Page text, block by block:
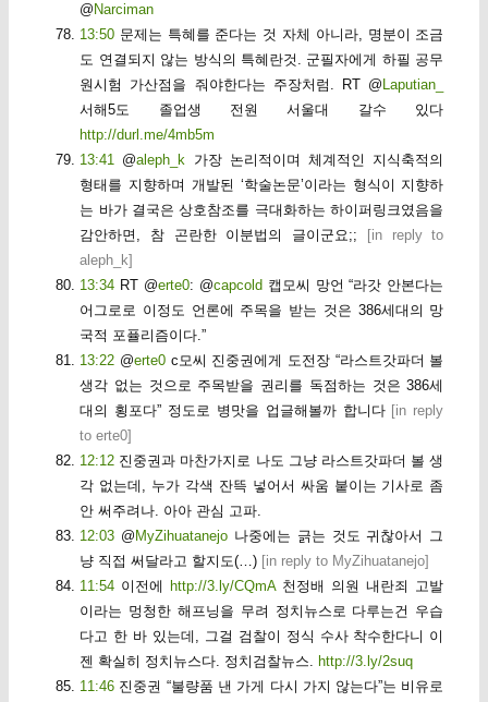
@ Narciman
13:50 문제는 특혜를 준다는 것 자체 아니라, 명분이 조금
도 연결되지 않는 방식의 특혜란것. 군필자에게 하필 공무
원시험 가산점을 줘야한다는 주장처럼. RT @ Laputian_
서해5도 졸업생 전원 서울대 갈수 있다
http://durl.me/4mb5m
13:41 @aleph_k 가장 논리적이며 체계적인 지식축적의
형태를 지향하며 개발된 ‘학술논문’이라는 형식이 지향하
는 바가 결국은 상호참조를 극대화하는 하이퍼링크였음을
감안하면, 참 곤란한 이분법의 글이군요;; [in reply to
aleph_k]
13:34 RT @erte0: @capcold 캡모씨 망언 “라갓 안본다는
어그로로 이정도 언론에 주목을 받는 것은 386세대의 망
국적 포퓰리즘이다.”
13:22 @erte0c모씨 진중권에게 도전장 “라스트갓파더 볼
생각 없는 것으로 주목받을 권리를 독점하는 것은 386세
대의 횡포다” 정도로 병맛을 업글해볼까 합니다[in reply
to erte0]
12:12 진중권과 마찬가지로 나도 그냥 라스트갓파더 볼 생
각 없는데, 누가 각색 잔뜩 넣어서 싸움 붙이는 기사로 좀
안 써주려나. 아아 관심 고파.
12:03 @ MyZihuatanejo 나중에는 긁는 것도 귀찮아서 그
냥 직접 써달라고 할지도(…) [in reply to MyZihuatanejo]
11:54 이전에 http://3.ly/CQmA천정배 의원 내란죄 고발
이라는 멍청한 해프닝을 무려 정치뉴스로 다루는건 우습
다고 한 바 있는데, 그걸 검찰이 정식 수사 착수한다니 이
젠 확실히 정치뉴스다. 정치검찰뉴스. http://3.ly/2suq
11:46 진중권 “불량품 낸 가게 다시 가지 않는다”는 비유로